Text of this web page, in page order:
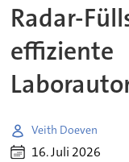
Radar-
effiziente
Veith Doeven
16. Juli 2026